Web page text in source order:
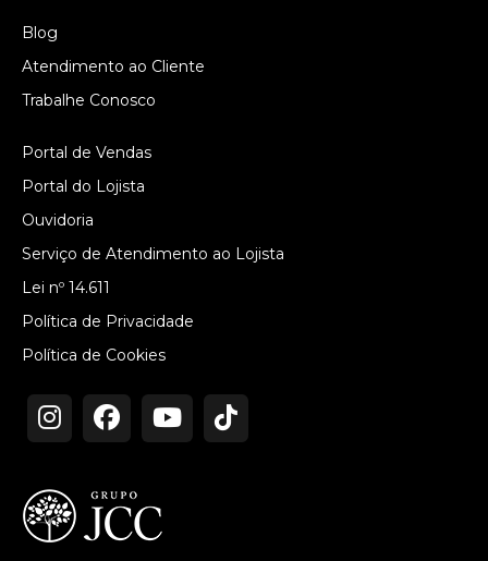
Blog
Atendimento ao Cliente
Trabalhe Conosco
Portal de Vendas
Portal do Lojista
Ouvidoria
Serviço de Atendimento ao Lojista
Lei nº 14.611
Política de Privacidade
Política de Cookies